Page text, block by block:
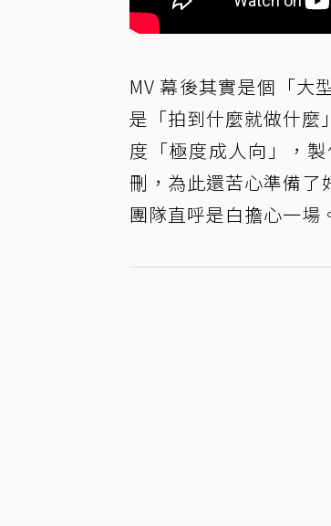
MV 幕後其實是個「大
是「拍到什麼就做什麼
度「極度成人向」，
刪，為此還苦心準備了
團隊直呼是白擔心一場